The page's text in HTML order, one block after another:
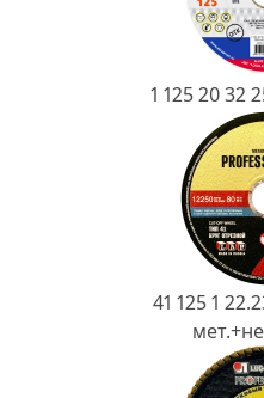
1 125 20 32
41 125 1